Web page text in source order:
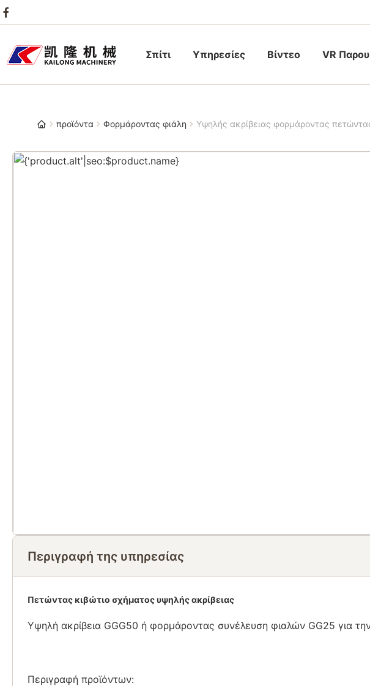
Σπίτι Υπηρεσίες Βίντεο VR
προϊόντα Φορμάροντας φιάλη Υψηλής ακρίβειας φορμάροντας
Περιγραφή της υπηρεσίας
Πετώντας κιβώτιο σχήματος υψηλής ακρίβειας
Υψηλή ακρίβεια GGG50 ή φορμάροντας συνέλευση φιαλών GG25 για
Περιγραφή προϊόντων: